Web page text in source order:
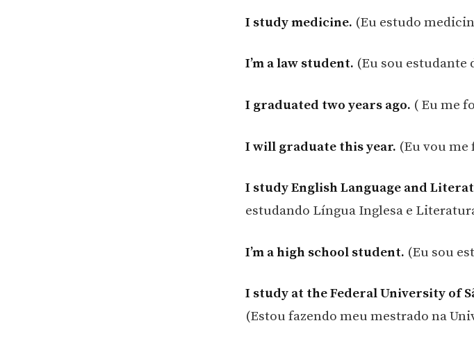
I study medicine. (Eu estudo
I’m a law student. (Eu sou estudante
I graduated two years ago. ( Eu me
I will graduate this year. (Eu vou me
I study English Language and
estudando Língua Inglesa e
I’m a high school student. (Eu sou
I study at the Federal University of
(Estou fazendo meu mestrado na